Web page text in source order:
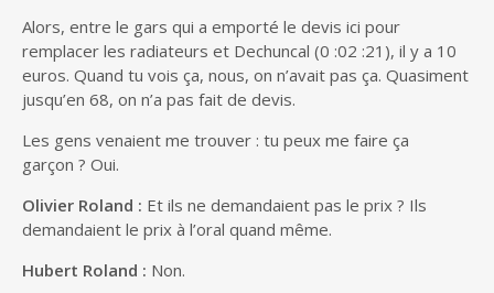
Alors, entre le gars qui a emporté le devis ici pour
remplacer les radiateurs et Dechuncal (0 :02 :21), il y a 10
euros. Quand tu vois ça, nous, on n’avait pas ça. Quasiment
jusqu’en 68, on n’a pas fait de devis.
Les gens venaient me trouver : tu peux me faire ça
garçon ? Oui.
Olivier Roland : Et ils ne demandaient pas le prix ? Ils
demandaient le prix à l’oral quand même.
Hubert Roland : Non.